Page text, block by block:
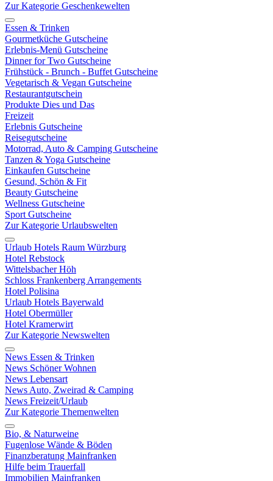
Zur Kategorie Geschenkewelten
Essen & Trinken
Gourmetküche Gutscheine
Erlebnis-Menü Gutscheine
Dinner for Two Gutscheine
Frühstück - Brunch - Buffet Gutscheine
Vegetarisch & Vegan Gutscheine
Restaurantgutschein
Produkte Dies und Das
Freizeit
Erlebnis Gutscheine
Reisegutscheine
Motorrad, Auto & Camping Gutscheine
Tanzen & Yoga Gutscheine
Einkaufen Gutscheine
Gesund, Schön & Fit
Beauty Gutscheine
Wellness Gutscheine
Sport Gutscheine
Zur Kategorie Urlaubswelten
Urlaub Hotels Raum Würzburg
Hotel Rebstock
Wittelsbacher Höh
Schloss Frankenberg Arrangements
Hotel Polisina
Urlaub Hotels Bayerwald
Hotel Obermüller
Hotel Kramerwirt
Zur Kategorie Newswelten
News Essen & Trinken
News Schöner Wohnen
News Lebensart
News Auto, Zweirad & Camping
News Freizeit/Urlaub
Zur Kategorie Themenwelten
Bio, & Naturweine
Fugenlose Wände & Böden
Finanzberatung Mainfranken
Hilfe beim Trauerfall
Immobilien Mainfranken